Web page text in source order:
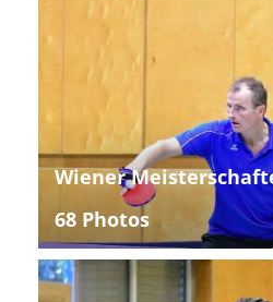
Wiener
68 Photos